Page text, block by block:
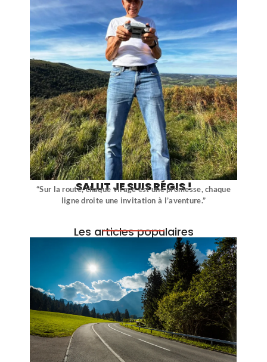
SALUT JE SUIS RÉGIS !
“Sur la route, chaque virage est une promesse, chaque
ligne droite une invitation à l’aventure.”
Les articles populaires